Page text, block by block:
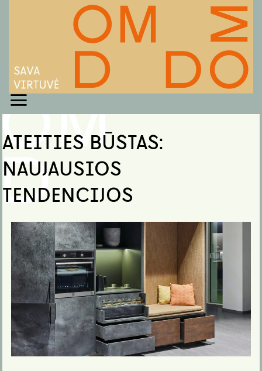
ATEITIES BŪSTAS:
NAUJAUSIOS
TENDENCIJOS